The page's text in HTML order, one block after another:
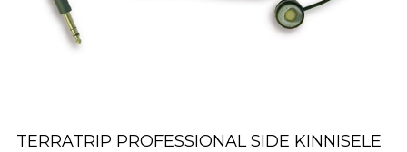
TERRATRIP PROFESSIONAL SIDE KINNISELE